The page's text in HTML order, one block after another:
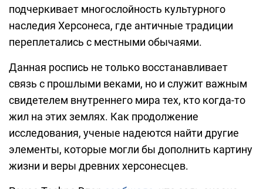
подчеркивает многослойность культурного
наследия Херсонеса, где античные традиции
переплетались с местными обычаями.
Данная роспись не только восстанавливает
связь с прошлыми веками, но и служит важным
свидетелем внутреннего мира тех, кто когда-то
жил на этих землях. Как продолжение
исследования, ученые надеются найти другие
элементы, которые могли бы дополнить картину
жизни и веры древних херсонесцев.